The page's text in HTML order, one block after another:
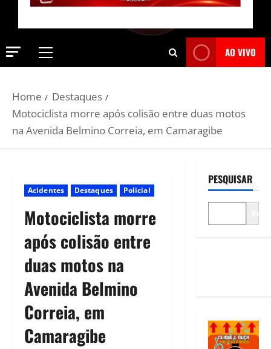
AO VIVO
Home
Destaques
Motociclista morre após colisão entre duas motos
na Avenida Belmino Correia, em Camaragibe
Acidentes Destaques Policial
Motociclista morre
após colisão entre
duas motos na
Avenida Belmino
Correia, em
Camaragibe
PESQUISAR